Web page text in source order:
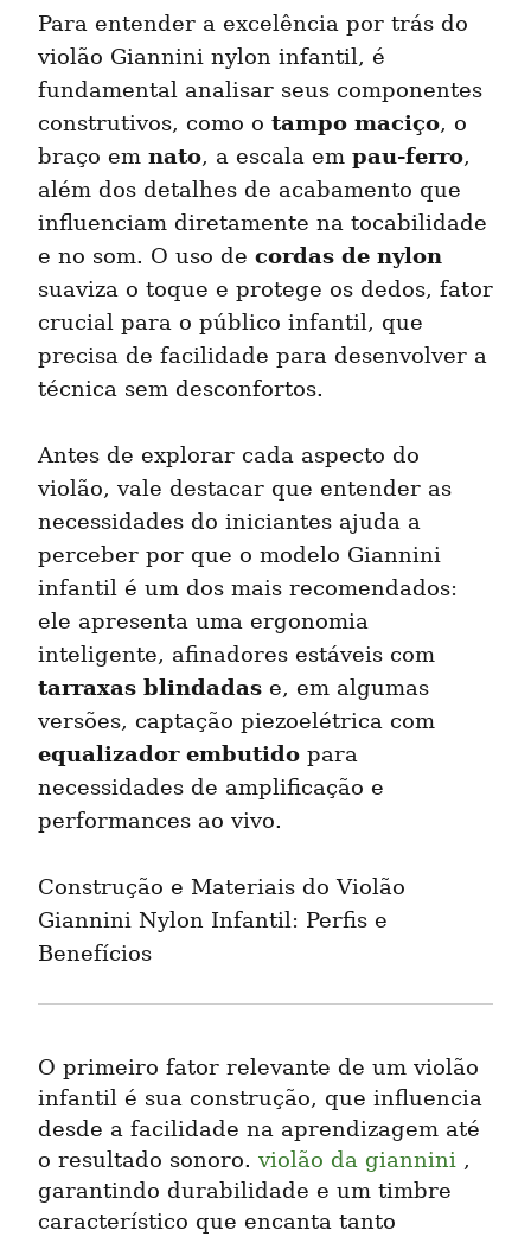
Para entender a excelência por trás do
violão Giannini nylon infantil, é
fundamental analisar seus componentes
construtivos, como o tampo maciço, o
braço em nato, a escala em pau-ferro,
além dos detalhes de acabamento que
influenciam diretamente na tocabilidade
e no som. O uso de cordas de nylon
suaviza o toque e protege os dedos, fator
crucial para o público infantil, que
precisa de facilidade para desenvolver a
técnica sem desconfortos.
Antes de explorar cada aspecto do
violão, vale destacar que entender as
necessidades do iniciantes ajuda a
perceber por que o modelo Giannini
infantil é um dos mais recomendados:
ele apresenta uma ergonomia
tarraxas blindadas e, em algumas
equalizador embutido para
necessidades de amplificação e
performances ao vivo.
Construção e Materiais do Violão
Giannini Nylon Infantil: Perfis e
Benefícios
O primeiro fator relevante de um violão
infantil é sua construção, que influencia
desde a facilidade na aprendizagem até
o resultado sonoro. violão da giannini ,
garantindo durabilidade e um timbre
característico que encanta tanto